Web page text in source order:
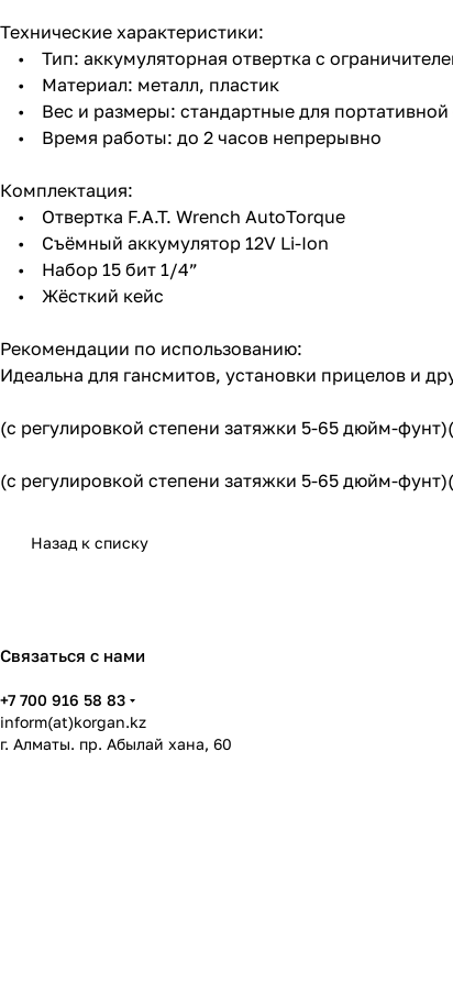
Технические характеристики:
• Тип: аккумуляторная отвертка с
• Материал: металл, пластик
• Вес и размеры: стандартные для портативной
• Время работы: до 2 часов непрерывно
Комплектация:
• Отвертка F.A.T. Wrench AutoTorque
• Съёмный аккумулятор 12V Li-Ion
• Набор 15 бит 1/4”
• Жёсткий кейс
Рекомендации по использованию:
Идеальна для гансмитов, установки прицелов и
(с регулировкой степени затяжки 5-65 дюйм-
(с регулировкой степени затяжки 5-65 дюйм-
Назад к списку
Связаться с нами
+7 700 916 58 83
inform(at)korgan.kz
г. Алматы. пр. Абылай хана, 60